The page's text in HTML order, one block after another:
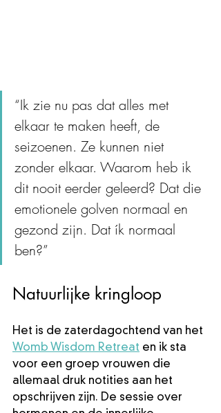
“Ik zie nu pas dat alles met
elkaar te maken heeft, de
seizoenen. Ze kunnen niet
zonder elkaar. Waarom heb ik
dit nooit eerder geleerd? Dat die
emotionele golven normaal en
gezond zijn. Dat ík normaal
ben?”
Natuurlijke kringloop
Het is de zaterdagochtend van het
Womb Wisdom Retreat en ik sta
voor een groep vrouwen die
allemaal druk notities aan het
opschrijven zijn. De sessie over